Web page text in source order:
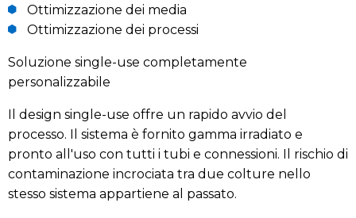
Ottimizzazione dei media
Ottimizzazione dei processi
Soluzione single-use completamente
personalizzabile
Il design single-use offre un rapido avvio del
processo. Il sistema è fornito gamma irradiato e
pronto all'uso con tutti i tubi e connessioni. Il rischio di
contaminazione incrociata tra due colture nello
stesso sistema appartiene al passato.